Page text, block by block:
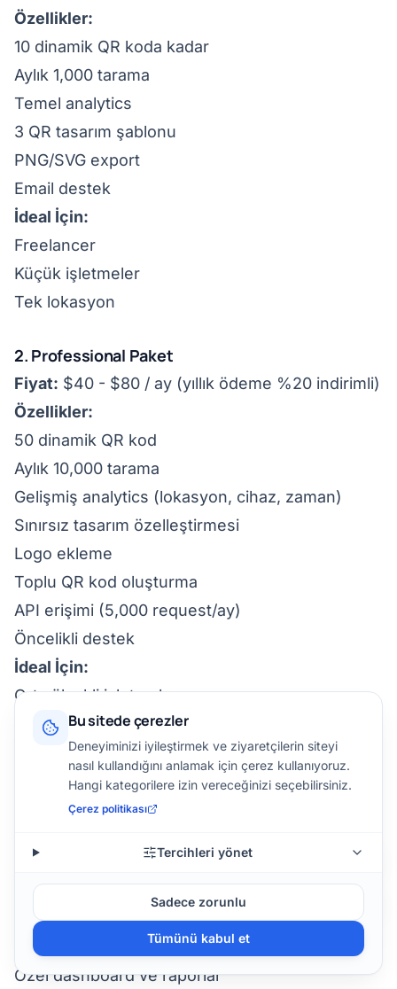
Özellikler:
10 dinamik QR koda kadar
Aylık 1,000 tarama
Temel analytics
3 QR tasarım şablonu
PNG/SVG export
Email destek
İdeal İçin:
Freelancer
Küçük işletmeler
Tek lokasyon
2. Professional Paket
Fiyat: $40 - $80 / ay (yıllık ödeme %20 indirimli)
Özellikler:
50 dinamik QR kod
Aylık 10,000 tarama
Gelişmiş analytics (lokasyon, cihaz, zaman)
Sınırsız tasarım özelleştirmesi
Logo ekleme
Toplu QR kod oluşturma
API erişimi (5,000 request/ay)
Öncelikli destek
İdeal İçin:
Orta ölçekli işletmeler
Çoklu şube
Pazarlama ajansları
3. Enterprise Paket
indirimli)
Özellikler:
Sınırsız dinamik QR kod
Sınırsız tarama
Özel dashboard ve raporlar
Bu sitede çerezler
Deneyiminizi iyileştirmek ve ziyaretçilerin siteyi
nasıl kullandığını anlamak için çerez kullanıyoruz.
Hangi kategorilere izin vereceğinizi seçebilirsiniz.
Çerez politikası
Tercihleri yönet
Sadece zorunlu
Tümünü kabul et